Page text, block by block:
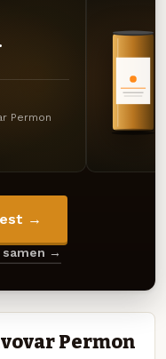
Permon
→
→
Permon